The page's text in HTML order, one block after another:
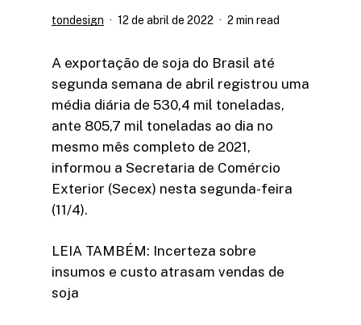
tondesign 12 de abril de 2022 2 min read
A exportação de soja do Brasil até
segunda semana de abril registrou uma
média diária de 530,4 mil toneladas,
ante 805,7 mil toneladas ao dia no
mesmo mês completo de 2021,
informou a Secretaria de Comércio
Exterior (Secex) nesta segunda-feira
(11/4).
LEIA TAMBÉM: Incerteza sobre
insumos e custo atrasam vendas de
soja